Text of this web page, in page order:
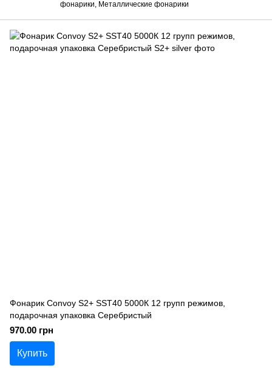
фонарики, Металлические фонарики
Фонарик Convoy S2+ SST40 5000К 12 групп режимов,
подарочная упаковка Серебристый
970.00 грн
Купить